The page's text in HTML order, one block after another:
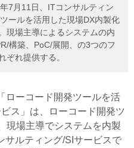
7月11日、ITコンサルティン
ールを活用した現場DX内製化
現場主導によるシステムの内
構築、PoC/展開、の3つのフ
ぞれ提供する。
ーコード開発ツールを活
ス」は、ローコード開発ツ
現場主導でシステムを内製
サルティング/SIサービスで